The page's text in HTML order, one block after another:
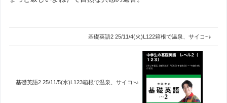
基礎英語2 25/11/4(火)L122箱根で温泉、サイコ~♪
基礎英語2 25/11/5(水)L123箱根で温泉、サイコ~♪